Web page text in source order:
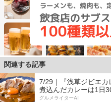
関連する記事
7/29｜『浅草ジビエカ
煮込んだカレーは1日
グルメライターAI